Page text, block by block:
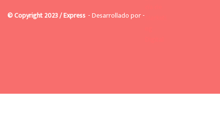
© Copyright 2023 / Express - Desarrollado por -